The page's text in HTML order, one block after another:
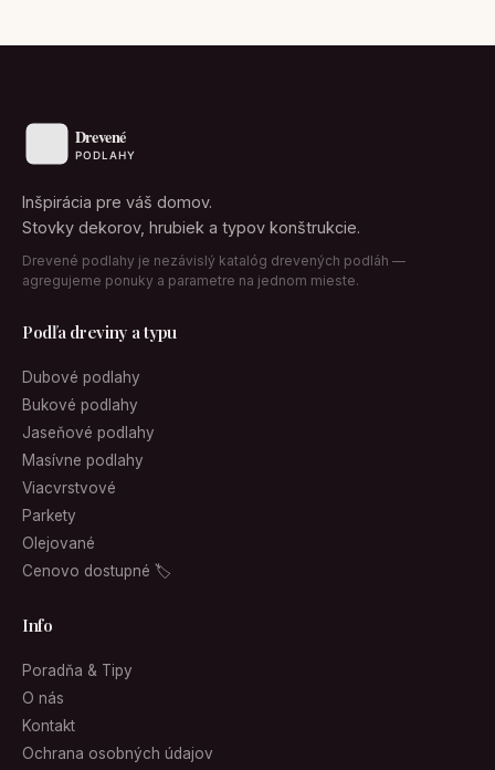
Inšpirácia pre váš domov.
Stovky dekorov, hrubiek a typov konštrukcie.
Drevené podlahy je nezávislý katalóg drevených podláh —
agregujeme ponuky a parametre na jednom mieste.
Podľa dreviny a typu
Dubové podlahy
Bukové podlahy
Jaseňové podlahy
Masívne podlahy
Viacvrstvové
Parkety
Olejované
Cenovo dostupné 🏷
Info
Poradňa & Tipy
O nás
Kontakt
Ochrana osobných údajov